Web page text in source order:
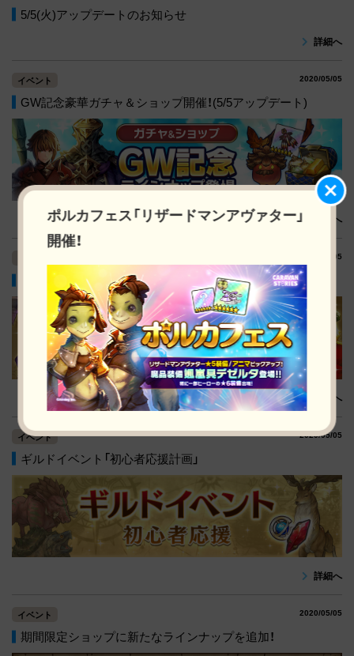
5/5(火)アップデートのお知らせ
詳細へ
イベント 2020/05/05
GW記念豪華ガチャ＆ショップ開催！(5/5アップデート)
詳細へ
2020/05/05
「ジャオキキ」「エッダ」「ヴァージン」ピックアップガチャ！
詳細へ
イベント 2020/05/05
ギルドイベント「初心者応援計画」
詳細へ
イベント 2020/05/05
期間限定ショップに新たなラインナップを追加！
ポルカフェス「リザードマンアヴァター」
開催！